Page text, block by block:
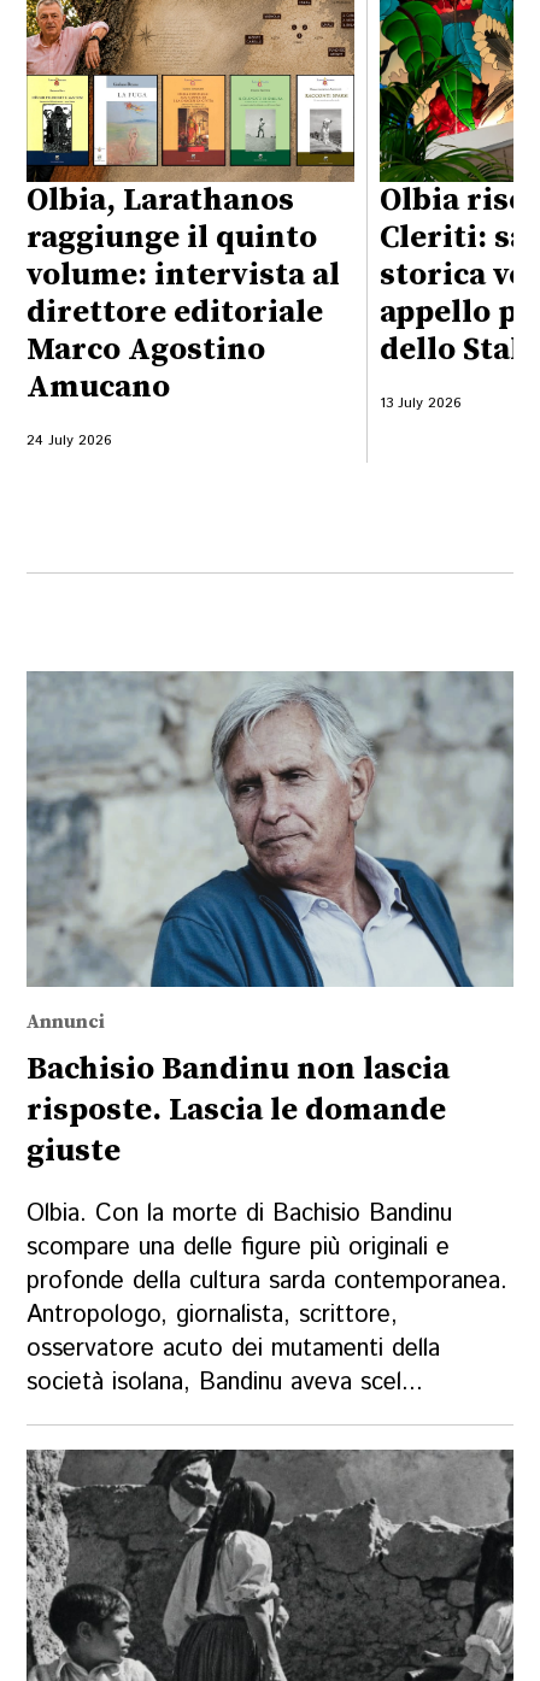
Olbia, Larathanos
raggiunge il quinto
volume: intervista al
direttore editoriale
Marco Agostino
Amucano
24 July 2026
Olbia
Cleriti:
storica
appello
dello
13 July 2026
Annunci
Bachisio Bandinu non lascia
risposte. Lascia le domande
giuste
Olbia. Con la morte di Bachisio Bandinu
scompare una delle figure più originali e
profonde della cultura sarda contemporanea.
Antropologo, giornalista, scrittore,
osservatore acuto dei mutamenti della
società isolana, Bandinu aveva scel...